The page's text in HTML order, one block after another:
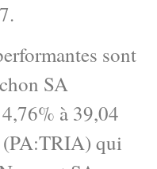
sont
SA
à 39,04
qui